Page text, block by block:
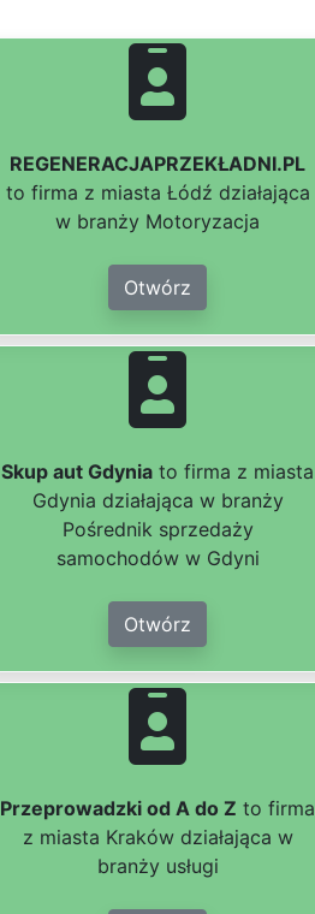
REGENERACJAPRZEKŁADNI.PL
to firma z miasta Łódź działająca
w branży Motoryzacja
Otwórz
Skup aut Gdynia to firma z miasta
Gdynia działająca w branży
Pośrednik sprzedaży
samochodów w Gdyni
Otwórz
Przeprowadzki od A do Z to firma
z miasta Kraków działająca w
branży usługi